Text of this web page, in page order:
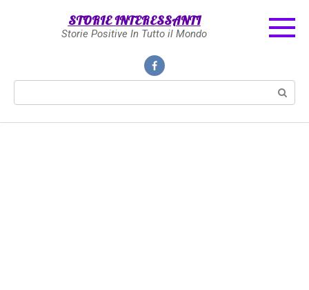
STORIE INTERESSANTI
Storie Positive In Tutto il Mondo